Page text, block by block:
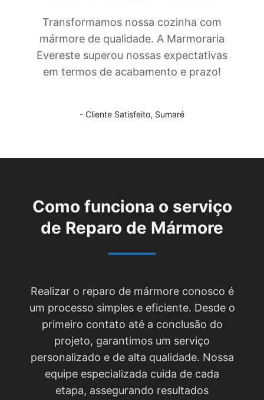
Transformamos nossa cozinha com
mármore de qualidade. A Marmoraria
Evereste superou nossas expectativas
em termos de acabamento e prazo!
- Cliente Satisfeito, Sumaré
Como funciona o serviço
de Reparo de Mármore
Realizar o reparo de mármore conosco é
um processo simples e eficiente. Desde o
primeiro contato até a conclusão do
projeto, garantimos um serviço
personalizado e de alta qualidade. Nossa
equipe especializada cuida de cada
etapa, assegurando resultados